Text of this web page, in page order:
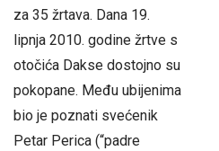
za 35 žrtava. Dana 19.
lipnja 2010. godine žrtve s
otočića Dakse dostojno su
pokopane. Među ubijenima
bio je poznati svećenik
Petar Perica (“padre